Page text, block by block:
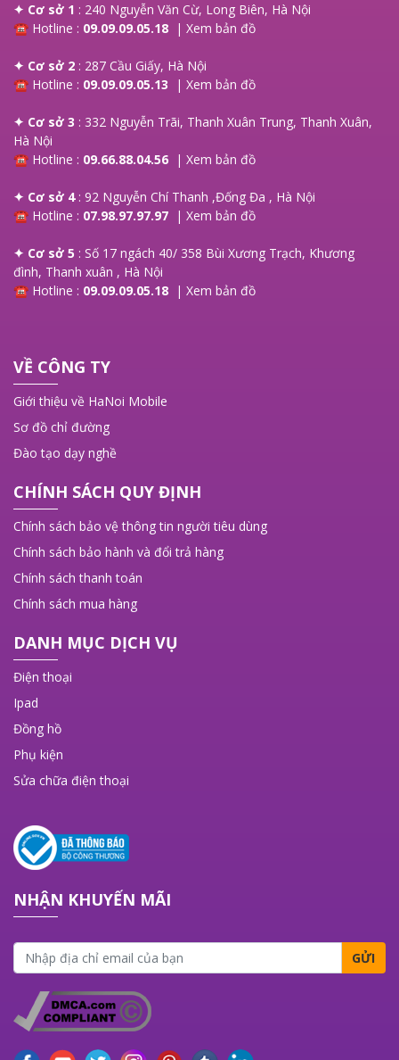
✦ Cơ sở 1 : 240 Nguyễn Văn Cừ, Long Biên, Hà Nội
☎ Hotline : 09.09.09.05.18 | Xem bản đồ
✦ Cơ sở 2 : 287 Cầu Giấy, Hà Nội
☎ Hotline : 09.09.09.05.13 | Xem bản đồ
✦ Cơ sở 3 : 332 Nguyễn Trãi, Thanh Xuân Trung, Thanh Xuân,
Hà Nội
☎ Hotline : 09.66.88.04.56 | Xem bản đồ
✦ Cơ sở 4: 92 Nguyễn Chí Thanh ,Đống Đa , Hà Nội
☎ Hotline : 07.98.97.97.97 | Xem bản đồ
✦ Cơ sở 5 : Số 17 ngách 40/ 358 Bùi Xương Trạch, Khương
đình, Thanh xuân , Hà Nội
☎ Hotline : 09.09.09.05.18 | Xem bản đồ
VỀ CÔNG TY
Giới thiệu về HaNoi Mobile
Sơ đồ chỉ đường
Đào tạo dạy nghề
CHÍNH SÁCH QUY ĐỊNH
Chính sách bảo vệ thông tin người tiêu dùng
Chính sách bảo hành và đổi trả hàng
Chính sách thanh toán
Chính sách mua hàng
DANH MỤC DỊCH VỤ
Điện thoại
Ipad
Đồng hồ
Phụ kiện
Sửa chữa điện thoại
NHẬN KHUYẾN MÃI
GỬI